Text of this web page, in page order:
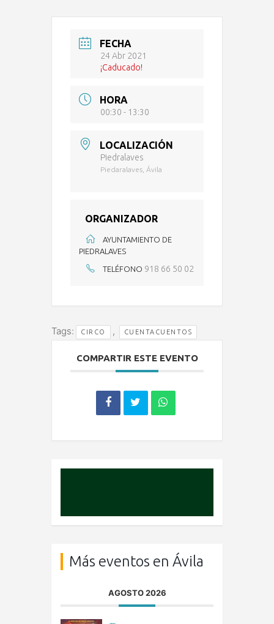
FECHA
24 Abr 2021
¡Caducado!
HORA
00:30 - 13:30
LOCALIZACIÓN
Piedralaves
Piedaralaves, Ávila
ORGANIZADOR
AYUNTAMIENTO DE
PIEDRALAVES
TELÉFONO 918 66 50 02
Tags: CIRCO , CUENTACUENTOS
COMPARTIR ESTE EVENTO
Más eventos en Ávila
AGOSTO 2026